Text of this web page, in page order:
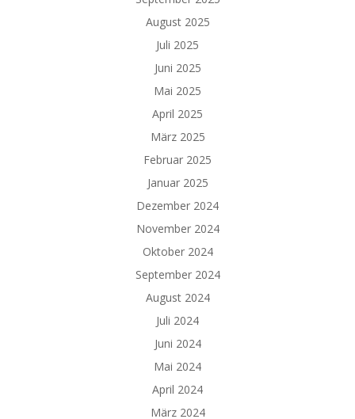
August 2025
Juli 2025
Juni 2025
Mai 2025
April 2025
März 2025
Februar 2025
Januar 2025
Dezember 2024
November 2024
Oktober 2024
September 2024
August 2024
Juli 2024
Juni 2024
Mai 2024
April 2024
März 2024